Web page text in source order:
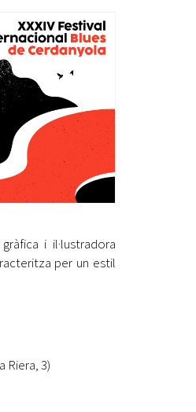
Pública
i Tràmits
i il·lustradora
per un estil
Riera, 3)